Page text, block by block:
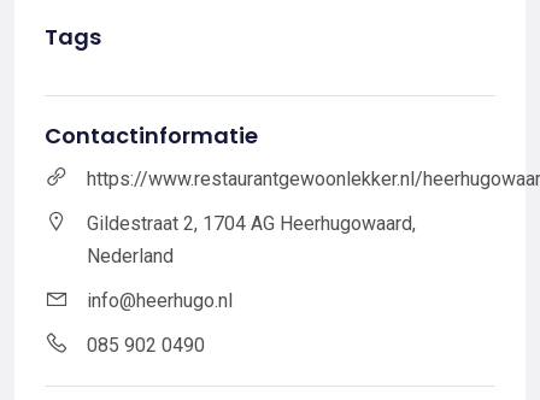
Tags
Contactinformatie
https://www.restaurantgewoonlekker.nl/
Gildestraat 2, 1704 AG Heerhugowaard,
Nederland
info@heerhugo.nl
085 902 0490